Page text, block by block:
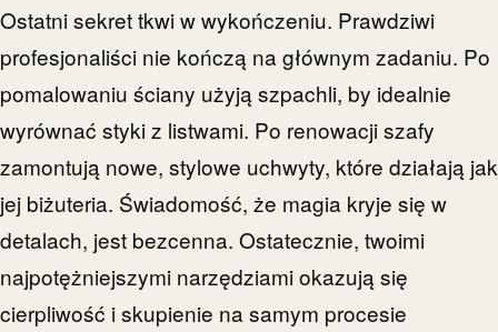
Ostatni sekret tkwi w wykończeniu. Prawdziwi
profesjonaliści nie kończą na głównym zadaniu. Po
pomalowaniu ściany użyją szpachli, by idealnie
wyrównać styki z listwami. Po renowacji szafy
zamontują nowe, stylowe uchwyty, które działają jak
jej biżuteria. Świadomość, że magia kryje się w
detalach, jest bezcenna. Ostatecznie, twoimi
najpotężniejszymi narzędziami okazują się
cierpliwość i skupienie na samym procesie